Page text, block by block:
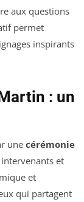
aux questions
permet
inspirants
: un
une cérémonie
et
et
qui partagent